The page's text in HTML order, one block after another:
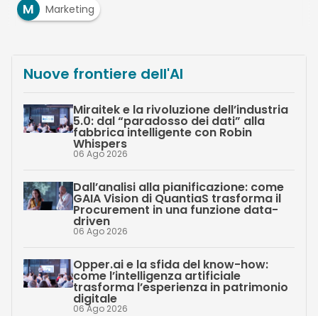
M
Marketing
Nuove frontiere dell'AI
Miraitek e la rivoluzione dell’industria
5.0: dal “paradosso dei dati” alla
fabbrica intelligente con Robin
Whispers
06 Ago 2026
Dall’analisi alla pianificazione: come
GAIA Vision di QuantiaS trasforma il
Procurement in una funzione data-
driven
06 Ago 2026
Opper.ai e la sfida del know-how:
come l’intelligenza artificiale
trasforma l’esperienza in patrimonio
digitale
06 Ago 2026